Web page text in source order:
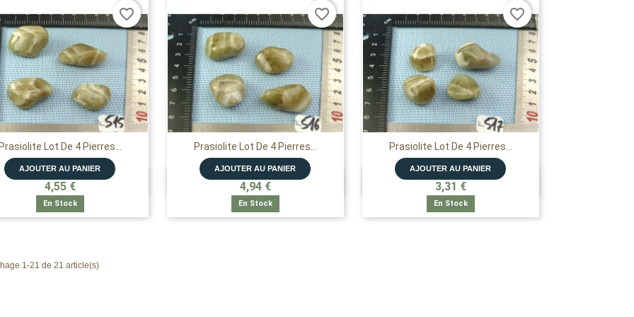
Lot De 4 Pierres...
AJOUTER AU PANIER
4,55 €
En Stock
APERÇU RAPIDE
favorite_border
Prasiolite Lot De 4 Pierres...
AJOUTER AU PANIER
4,94 €
En Stock
APERÇU RAPIDE
favorite_border
Prasiolite Lot De 4 Pierres...
AJOUTER AU PANIER
3,31 €
En Stock
APERÇU RAPIDE
favorite_border
1-21 de 21 article(s)